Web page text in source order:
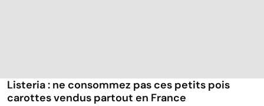
Listeria : ne consommez pas ces petits pois
carottes vendus partout en France